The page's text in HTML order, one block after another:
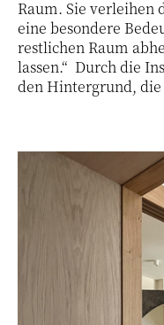
Raum. Sie verleihen
eine besondere
restlichen Raum
lassen.“ Durch die
den Hintergrund,